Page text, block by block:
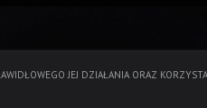
JEJ DZIAŁANIA ORAZ